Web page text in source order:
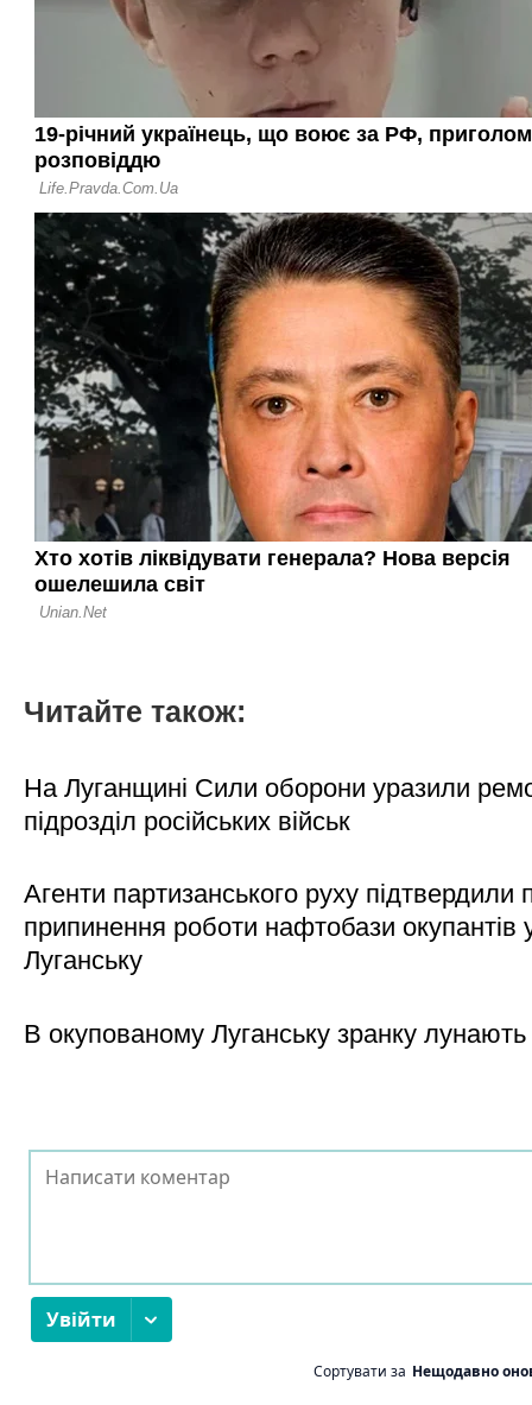
Читайте також:
На Луганщині Сили оборони уразили
підрозділ російських військ
Агенти партизанського руху підтвердили
припинення роботи нафтобази окупантів
Луганську
В окупованому Луганську зранку